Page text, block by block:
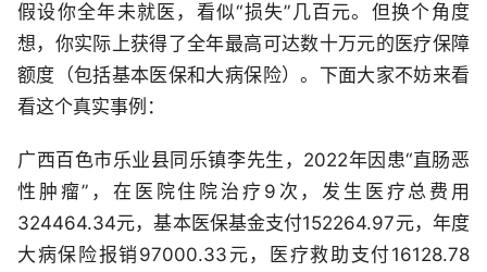
假设你全年未就医，看似“损失”几百元。但换个角度
想，你实际上获得了全年最高可达数十万元的医疗保障
额度（包括基本医保和大病保险）。下面大家不妨来看
看这个真实事例：
广西百色市乐业县同乐镇李先生，2022年因患“直肠恶
性肿瘤”，在医院住院治疗9次，发生医疗总费用
324464.34元，基本医保基金支付152264.97元，年度
大病保险报销97000.33元，医疗救助支付16128.78